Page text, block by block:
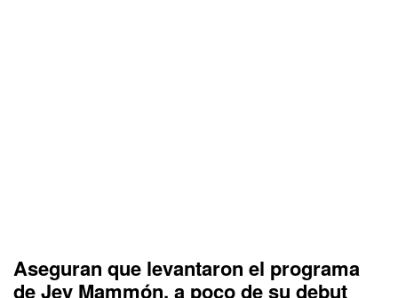
Aseguran que levantaron el programa
de Jey Mammón, a poco de su debut